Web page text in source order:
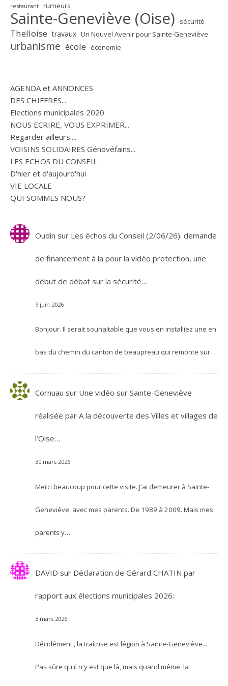
restaurant rumeurs
Sainte-Geneviève (Oise) sécurité
Thelloise travaux Un Nouvel Avenir pour Sainte-Geneviève
urbanisme école économie
AGENDA et ANNONCES
DES CHIFFRES...
Elections municipales 2020
NOUS ECRIRE, VOUS EXPRIMER...
Regarder ailleurs....
VOISINS SOLIDAIRES Génovéfains...
LES ECHOS DU CONSEIL
D'hier et d'aujourd'hui
VIE LOCALE
QUI SOMMES NOUS?
Oudin sur Les échos du Conseil (2/06/26): demande
de financement à la pour la vidéo protection, une
début de débat sur la sécurité…
9 juin 2026
Bonjour. Il serait souhaitable que vous en installiez une en
bas du chemin du canton de beaupreau qui remonte sur…
Cornuau sur Une vidéo sur Sainte-Geneviève
réalisée par A la découverte des Villes et villages de
l’Oise…
30 mars 2026
Merci beaucoup pour cette visite. J'ai demeurer à Sainte-
Geneviève, avec mes parents. De 1989 à 2009. Mais mes
parents y…
DAVID sur Déclaration de Gérard CHATIN par
rapport aux élections municipales 2026:
3 mars 2026
Décidément , la traîtrise est légion à Sainte-Geneviève...
Pas sûre qu'il n'y est que là, mais quand même, la